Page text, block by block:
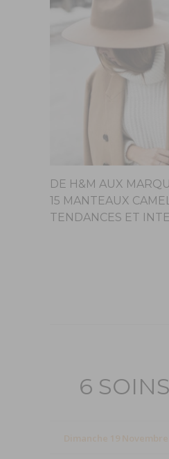
DE H&M AUX
15 MANTEAUX
TENDANCES ET
6